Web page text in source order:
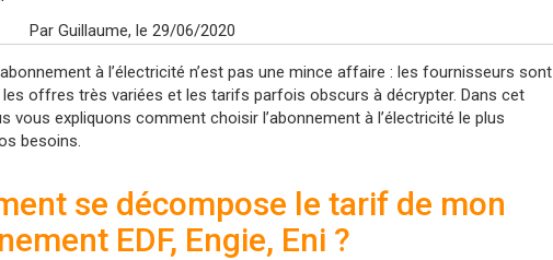
Par Guillaume, le 29/06/2020
à l’électricité n’est pas une mince affaire : les fournisseurs sont
les offres très variées et les tarifs parfois obscurs à décrypter. Dans cet
vous expliquons comment choisir l’abonnement à l’électricité le plus
besoins.
se décompose le tarif de mon
EDF, Engie, Eni ?